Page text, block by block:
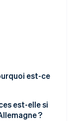
est-ce
est-elle si
?